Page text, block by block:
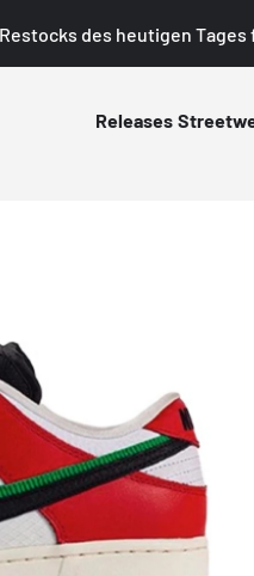
des heutigen Tages
Releases